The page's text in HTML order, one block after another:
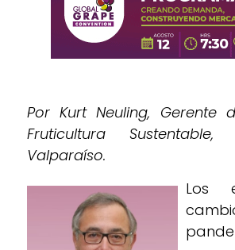
Por Kurt Neuling, Gerente
Fruticultura
Valparaíso.
Los